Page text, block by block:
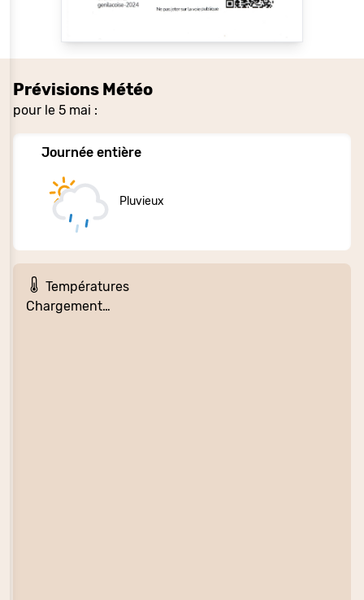
Prévisions Météo
pour le 5 mai :
Journée entière
Pluvieux
Températures
Chargement…